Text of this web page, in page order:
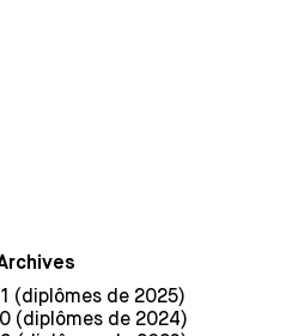
(diplômes de 2025)
(diplômes de 2024)